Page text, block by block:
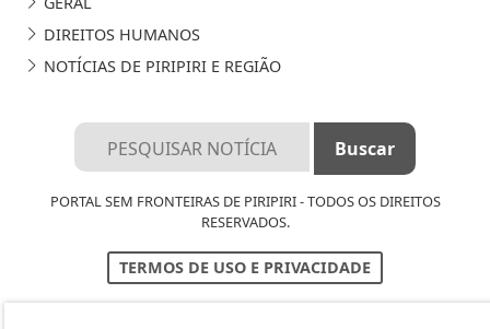
DIREITOS HUMANOS
NOTÍCIAS DE PIRIPIRI E REGIÃO
PORTAL SEM FRONTEIRAS DE PIRIPIRI - TODOS OS DIREITOS
RESERVADOS.
TERMOS DE USO E PRIVACIDADE